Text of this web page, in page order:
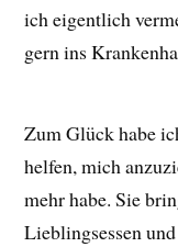
ich eigentlich
gern ins
Zum Glück habe
helfen, mich
mehr habe. Sie
Lieblingsessen